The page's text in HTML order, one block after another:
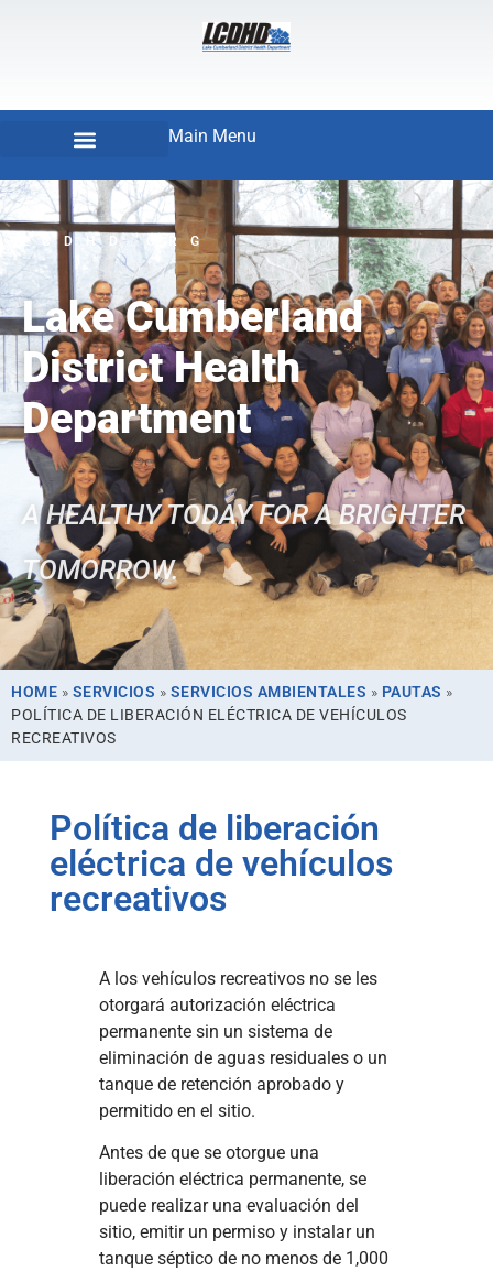
Main Menu
LCDHD.ORG
Lake Cumberland
District Health
Department
A HEALTHY TODAY FOR A BRIGHTER
TOMORROW.
HOME » SERVICIOS » SERVICIOS AMBIENTALES » PAUTAS »
POLÍTICA DE LIBERACIÓN ELÉCTRICA DE VEHÍCULOS
RECREATIVOS
Política de liberación
eléctrica de vehículos
recreativos
A los vehículos recreativos no se les
otorgará autorización eléctrica
permanente sin un sistema de
eliminación de aguas residuales o un
tanque de retención aprobado y
permitido en el sitio.
Antes de que se otorgue una
liberación eléctrica permanente, se
puede realizar una evaluación del
sitio, emitir un permiso y instalar un
tanque séptico de no menos de 1,000